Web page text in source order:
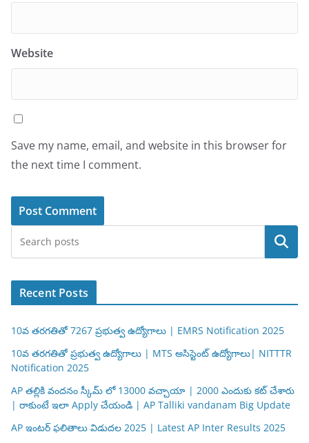
Website
Save my name, email, and website in this browser for
the next time I comment.
Search
Recent Posts
10వ తరగతితో 7267 ప్రభుత్వ ఉద్యోగాలు | EMRS Notification 2025
10వ తరగతితో ప్రభుత్వ ఉద్యోగాలు | MTS అసిస్టెంట్ ఉద్యోగాలు| NITTTR
Notification 2025
AP తల్లికి వందనం స్కీమ్ లో 13000 వచ్చాయా | 2000 ఎందుకు కట్ చేశారు
| రాకుంటే ఇలా Apply చేయండి | AP Talliki vandanam Big Update
AP ఇంటర్ ఫలితాలు విడుదల 2025 | Latest AP Inter Results 2025